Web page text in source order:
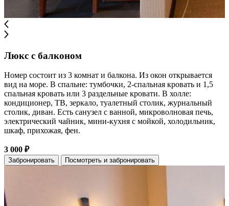
Люкс с балконом
Номер состоит из 3 комнат и балкона. Из окон открывается
вид на море. В спальне: тумбочки, 2-спальная кровать и 1,5
спальная кровать или 3 раздельные кровати. В холле:
кондиционер, ТВ, зеркало, туалетный столик, журнальный
столик, диван. Есть санузел с ванной, микроволновая печь,
электрический чайник, мини-кухня с мойкой, холодильник,
шкаф, прихожая, фен.
3 000 ₽
Забронировать Посмотреть и забронировать